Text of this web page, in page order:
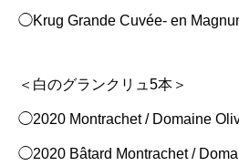
◯Krug Grande Cuvée- en
＜白のグランクリュ5本＞
◯2020 Montrachet / Domaine
◯2020 Bâtard Montrachet /